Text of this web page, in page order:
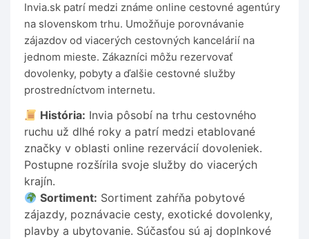
Invia.sk patrí medzi známe online cestovné agentúry
na slovenskom trhu. Umožňuje porovnávanie
zájazdov od viacerých cestovných kancelárií na
jednom mieste. Zákazníci môžu rezervovať
dovolenky, pobyty a ďalšie cestovné služby
prostredníctvom internetu.
História: Invia pôsobí na trhu cestovného
ruchu už dlhé roky a patrí medzi etablované
značky v oblasti online rezervácií dovoleniek.
Postupne rozšírila svoje služby do viacerých
krajín.
Sortiment: Sortiment zahŕňa pobytové
zájazdy, poznávacie cesty, exotické dovolenky,
plavby a ubytovanie. Súčasťou sú aj doplnkové